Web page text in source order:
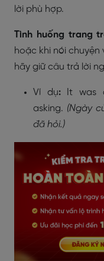
lời phù hợp.
Tình huống trang
hoặc khi nói
hãy giữ câu trả lời
Ví dụ:It was
asking. (Ngày
đã hỏi.)